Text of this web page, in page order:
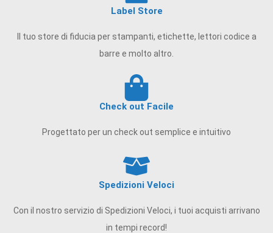
Label Store
Il tuo store di fiducia per stampanti, etichette, lettori codice a
barre e molto altro.
Check out Facile
Progettato per un check out semplice e intuitivo
Spedizioni Veloci
Con il nostro servizio di Spedizioni Veloci, i tuoi acquisti arrivano
in tempi record!